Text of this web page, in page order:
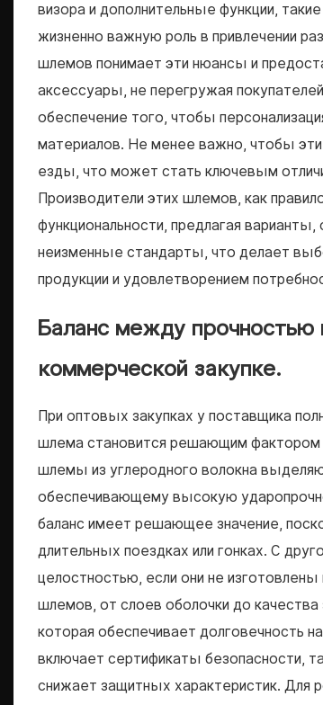
визора и дополнительные функции,
жизненно важную роль в привлечении
шлемов понимает эти нюансы и
аксессуары, не перегружая
обеспечение того, чтобы
материалов. Не менее важно, чтобы
езды, что может стать ключевым
Производители этих шлемов, как
функциональности, предлагая
неизменные стандарты, что делает
продукции и удовлетворением
Баланс между прочностью
коммерческой закупке.
При оптовых закупках у поставщика
шлема становится решающим фактором
шлемы из углеродного волокна
обеспечивающему высокую
баланс имеет решающее значение,
длительных поездках или гонках. С
целостностью, если они не
шлемов, от слоев оболочки до
которая обеспечивает долговечность
включает сертификаты безопасности,
снижает защитных характеристик. Для